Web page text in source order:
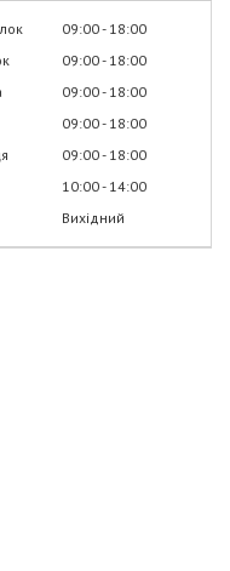
09:00 18:00
09:00 18:00
09:00 18:00
09:00 18:00
09:00 18:00
10:00 14:00
Вихідний